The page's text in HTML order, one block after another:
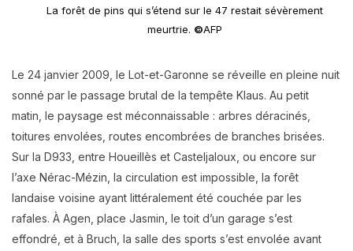
La forêt de pins qui s’étend sur le 47 restait sévèrement
meurtrie. ©AFP
Le 24 janvier 2009, le Lot-et-Garonne se réveille en pleine nuit
sonné par le passage brutal de la tempête Klaus. Au petit
matin, le paysage est méconnaissable : arbres déracinés,
toitures envolées, routes encombrées de branches brisées.
Sur la D933, entre Houeillès et Casteljaloux, ou encore sur
l’axe Nérac-Mézin, la circulation est impossible, la forêt
landaise voisine ayant littéralement été couchée par les
rafales. À Agen, place Jasmin, le toit d’un garage s’est
effondré, et à Bruch, la salle des sports s’est envolée avant